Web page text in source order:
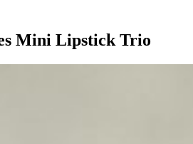
Mini Lipstick Trio